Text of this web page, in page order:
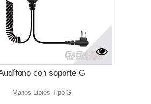
con soporte G
Manos Libres Tipo G